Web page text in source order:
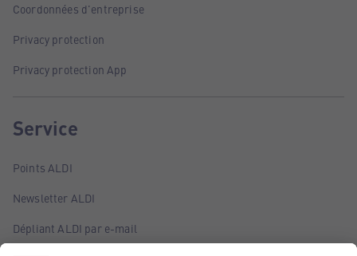
Coordonnées d'entreprise
Privacy protection
Privacy protection App
Service
Points ALDI
Newsletter ALDI
Dépliant ALDI par e-mail